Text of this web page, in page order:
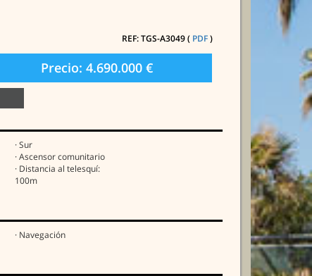
REF: TGS-A3049 ( PDF)
Precio: 4.690.000 €
· Sur
· Ascensor comunitario
· Distancia al telesquí:
100m
· Navegación